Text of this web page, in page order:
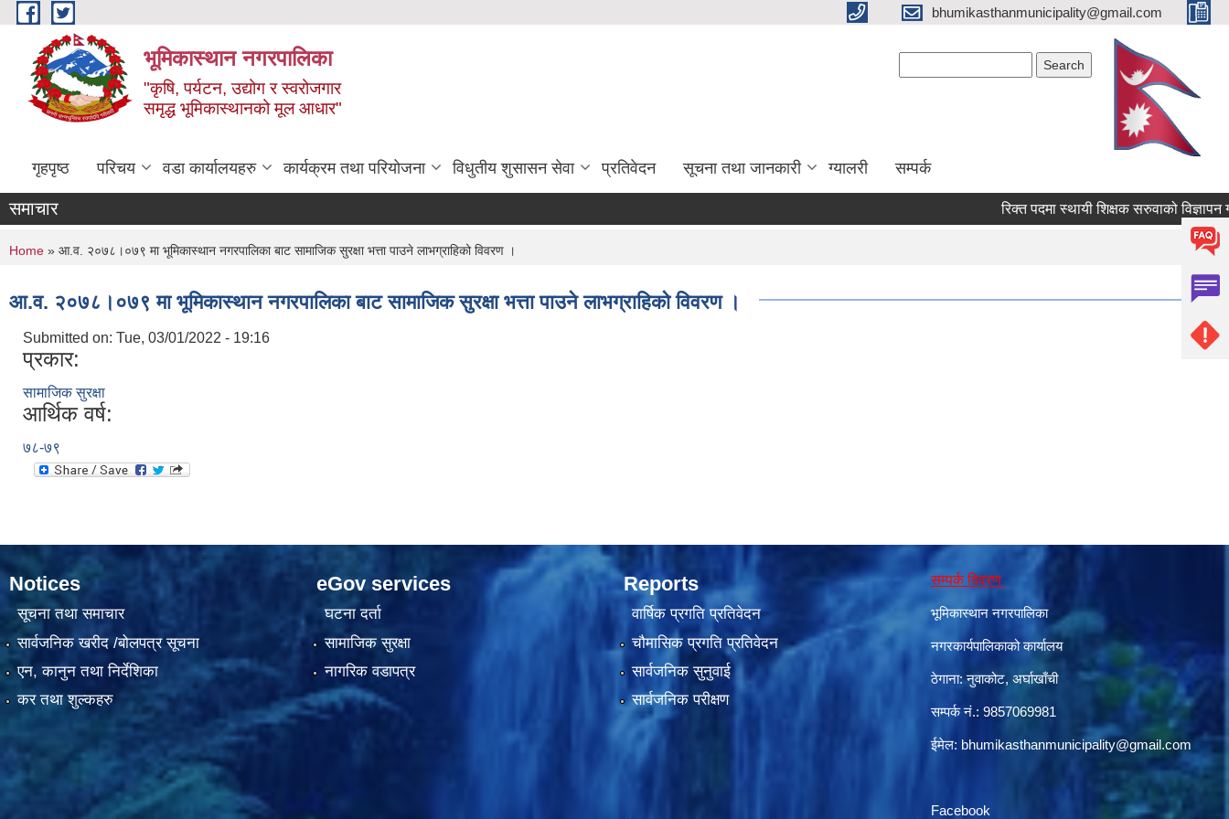
Skip to main content bhumikasthanmunicipality@gmail.com
भूमिकास्थान नगरपालिका
"कृषि, पर्यटन, उद्योग र स्वरोजगार
समृद्ध भूमिकास्थानको मूल आधार"
गृहपृष्ठ परिचय वडा कार्यालयहरु कार्यक्रम तथा परियोजना विधुतीय शुसासन सेवा प्रतिवेदन सूचना तथा जानकारी ग्यालरी सम्पर्क
समाचार रिक्त पदमा स्थायी शिक्षक सरुवाको विज्ञापन
You are here
Home » आ.व. २०७८।०७९ मा भूमिकास्थान नगरपालिका बाट सामाजिक सुरक्षा भत्ता पाउने लाभग्राहिको विवरण ।
आ.व. २०७८।०७९ मा भूमिकास्थान नगरपालिका बाट सामाजिक सुरक्षा भत्ता पाउने लाभग्राहिको विवरण ।
Submitted on: Tue, 03/01/2022 - 19:16
प्रकार:
सामाजिक सुरक्षा
आर्थिक वर्ष:
७८-७९
Notices
सूचना तथा समाचार
सार्वजनिक खरीद /बोलपत्र सूचना
एन, कानुन तथा निर्देशिका
कर तथा शुल्कहरु
eGov services
घटना दर्ता
सामाजिक सुरक्षा
नागरिक वडापत्र
Reports
वार्षिक प्रगति प्रतिवेदन
चौमासिक प्रगति प्रतिवेदन
सार्वजनिक सुनुवाई
सार्वजनिक परीक्षण
सम्पर्क विवरण
भूमिकास्थान नगरपालिका
नगरकार्यपालिकाको कार्यालय
ठेगाना: नुवाकोट, अर्घाखाँची
सम्पर्क नं.: 9857069981
ईमेल: bhumikasthanmunicipality@gmail.com
Facebook